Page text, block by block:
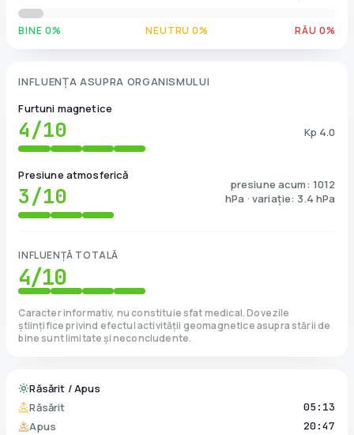
BINE 0% NEUTRU 0% RĂU 0%
INFLUENȚA ASUPRA ORGANISMULUI
Furtuni magnetice
4/10 Kp 4.0
Presiune atmosferică
3/10
presiune acum: 1012
hPa · variație: 3.4 hPa
INFLUENȚĂ TOTALĂ
4/10
Caracter informativ, nu constituie sfat medical. Dovezile
științifice privind efectul activității geomagnetice asupra stării de
bine sunt limitate și neconcludente.
Răsărit / Apus
Răsărit
05:13
Apus 20:47